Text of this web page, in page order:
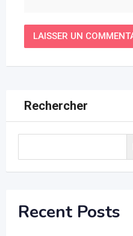
Rechercher
Recent Posts